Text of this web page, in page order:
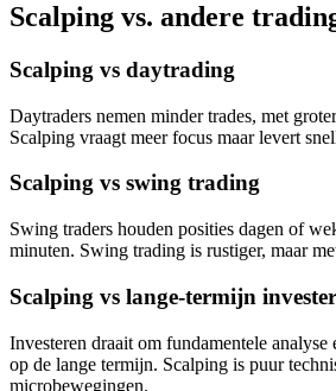
Scalping vs. andere
Scalping vs daytrading
Daytraders nemen minder trades, met
Scalping vraagt meer focus maar levert
Scalping vs swing trading
Swing traders houden posities dagen of
minuten. Swing trading is rustiger, maar
Scalping vs lange-termijn
Investeren draait om fundamentele
op de lange termijn. Scalping is puur
microbewegingen.